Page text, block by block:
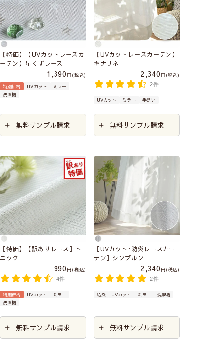
【特価】【UVカットレースカ
ーテン】星くずレース
1,390
税込
特別価格
UVカット
ミラー
洗濯機
無料サンプル請求
【UVカットレースカーテン】
キナリネ
2,340
税込
2件
UVカット ミラー 手洗い
無料サンプル請求
【特価】【訳ありレース】ト
ニック
990
税込
4件
特別価格 UVカット
ミラー
洗濯機
無料サンプル請求
【UVカット･防炎レースカー
テン】シンプルン
2,340
税込
2件
防炎 UVカット ミラー 洗濯機
無料サンプル請求